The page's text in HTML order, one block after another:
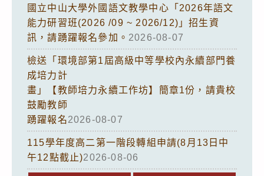
國立中山大學外國語文教學中心「2026年語文
能力研習班(2026 /09 ~ 2026/12)」招生資
訊，請踴躍報名參加。 2026-08-07
檢送「環境部第1屆高級中等學校內永續部門養
成培力計
畫」【教師培力永續工作坊】簡章1份，請貴校
鼓勵教師
踴躍報名2026-08-07
115學年度高二第一階段轉組申請(8月13日中
午12點截止)2026-08-06